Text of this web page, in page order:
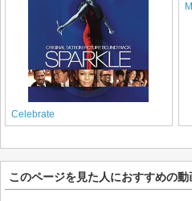
Celebrate
このページを見た人におすすめの動